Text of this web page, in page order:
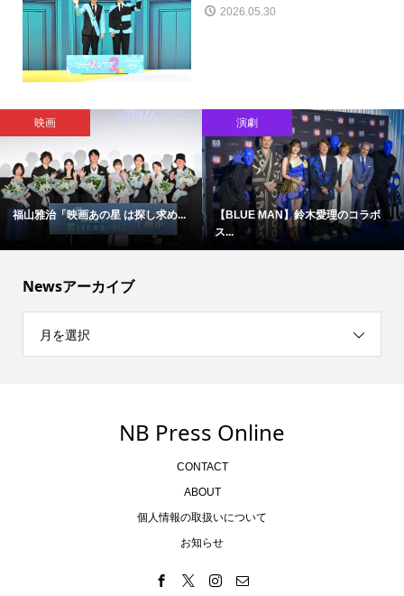
2026.05.30
映画
福山雅治「映画あの星 は探し求め...
演劇
【BLUE MAN】鈴木愛理のコラボ
ス...
Newsアーカイブ
月を選択
NB Press Online
CONTACT
ABOUT
個人情報の取扱いについて
お知らせ